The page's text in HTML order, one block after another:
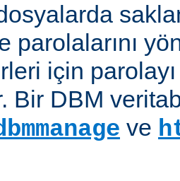
parolalarını
için
Bir DBM
ve